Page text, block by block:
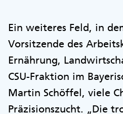
Ein weiteres Feld, in
Vorsitzende des
Ernährung,
CSU-Fraktion im
Martin Schöffel, viele
Präzisionszucht. „Die